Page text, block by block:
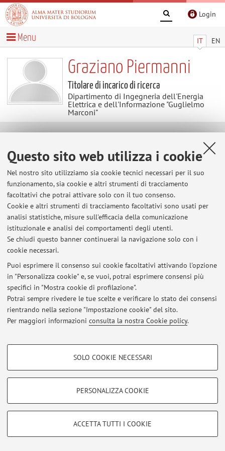
Questo sito web utilizza i cookie
Nel nostro sito utilizziamo sia cookie tecnici necessari per il suo
funzionamento, sia cookie e altri strumenti di tracciamento
facoltativi che potrai attivare solo con il tuo consenso.
Cookie e altri strumenti di tracciamento facoltativi sono usati per
analisi statistiche, misure sull'efficacia della comunicazione
istituzionale e analisi dei comportamenti degli utenti.
Se chiudi questo banner continuerai la navigazione solo con i
cookie necessari.
Puoi esprimere il consenso sui cookie facoltativi attivando l'opzione
in "Personalizza cookie" e, se vuoi, potrai esprimere consensi più
specifici in "Mostra cookie di profilazione".
Potrai sempre rivedere le tue scelte e verificare lo stato dei consensi
rientrando nella sezione "Impostazione cookie" del sito.
Per maggiori informazioni consulta la nostra Cookie policy.
COOKIE DI PROFILAZIONE - FACOLTATIVI
COOKIE TECNICI - NECESSARI
Si tratta di cookie tecnici utilizzati, a titolo esemplificativo, per il corretto
SOLO COOKIE NECESSARI
PERSONALIZZA COOKIE
ACCETTA TUTTI I COOKIE
Login
IT EN
Menu
Graziano Piermanni
Titolare di incarico di ricerca
Dipartimento di Ingegneria dell'Energia
Elettrica e dell'Informazione "Guglielmo
Marconi"
E-mail: graziano.piermanni2@unibo.it
Dipartimento di Ingegneria dell'Energia Elettrica e
dell'Informazione "Guglielmo Marconi"
Viale del Risorgimento 2, Bologna -
Vai alla mappa
Ultimi avvisi
Al momento non sono presenti avvisi.
Accedi tramiteloginper gestire tutti i contenuti del sito.
Zamboni, 33 - 40126 Bologna - Partita IVA: 01131710376